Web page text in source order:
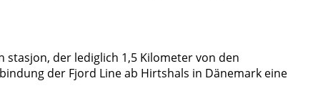
der lediglich 1,5 Kilometer von den
der Fjord Line ab Hirtshals in Dänemark eine